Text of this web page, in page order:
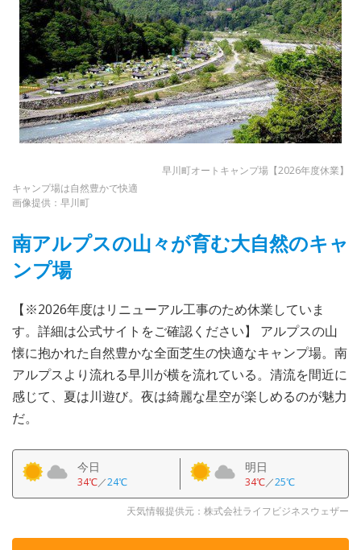
早川町オートキャンプ場【2026年度休業】
キャンプ場は自然豊かで快適
画像提供：早川町
南アルプスの山々が育む大自然のキャ
ンプ場
【※2026年度はリニューアル工事のため休業していま
す。詳細は公式サイトをご確認ください】 アルプスの山
懐に抱かれた自然豊かな全面芝生の快適なキャンプ場。南
アルプスより流れる早川が横を流れている。清流を間近に
感じて、夏は川遊び。夜は綺麗な星空が楽しめるのが魅力
だ。
今日
34℃／24℃
明日
34℃／25℃
天気情報提供元：株式会社ライフビジネスウェザー